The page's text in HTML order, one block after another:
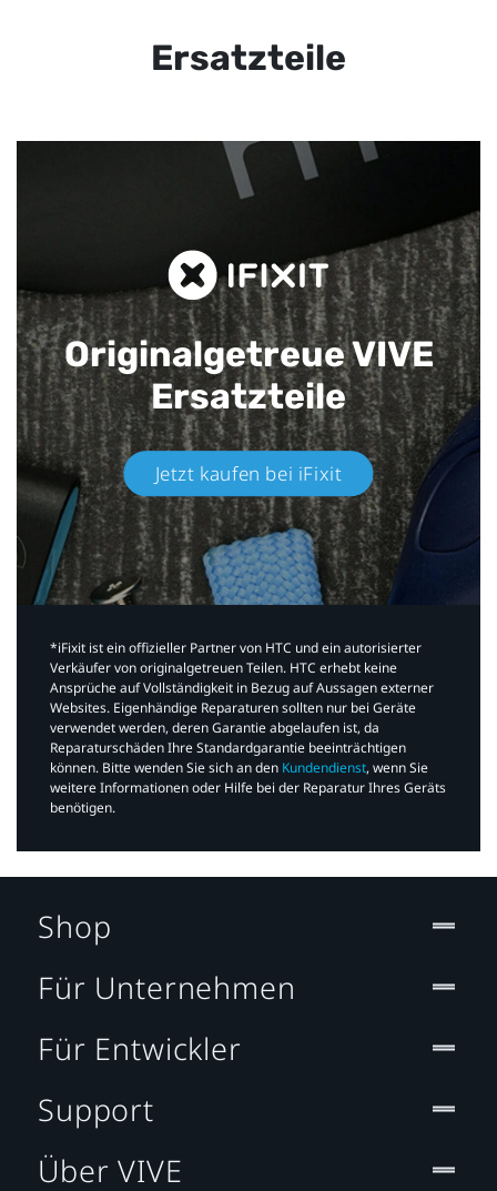
Ersatzteile
Originalgetreue VIVE
Ersatzteile
Jetzt kaufen bei iFixit​
*iFixit ist ein offizieller Partner von HTC und ein autorisierter
Verkäufer von originalgetreuen Teilen. HTC erhebt keine
Ansprüche auf Vollständigkeit in Bezug auf Aussagen externer
Websites. Eigenhändige Reparaturen sollten nur bei Geräte
verwendet werden, deren Garantie abgelaufen ist, da
Reparaturschäden Ihre Standardgarantie beeinträchtigen
können. Bitte wenden Sie sich an den Kundendienst, wenn Sie
weitere Informationen oder Hilfe bei der Reparatur Ihres Geräts
benötigen.​
Shop
Für Unternehmen
Für Entwickler
Support
Über VIVE